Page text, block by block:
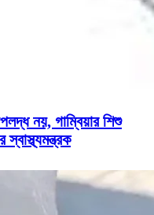
নয়, গাম্বিয়ার শিশু